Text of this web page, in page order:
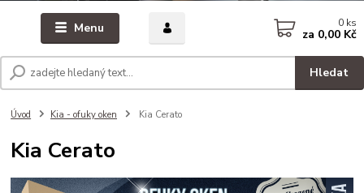
Menu
Hledat
0 ks
za 0,00 Kč
Úvod Kia - ofuky oken Kia Cerato
Kia Cerato